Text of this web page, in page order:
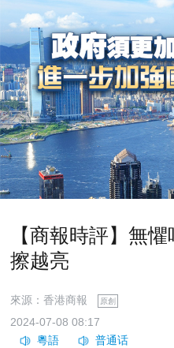
【商報時評】無
擦越亮
來源：香港商報 原創
2024-07-08 08:17